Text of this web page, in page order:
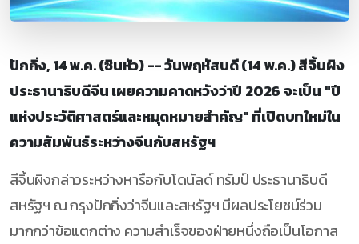
ปักกิ่ง, 14 พ.ค. (ซินหัว) -- วันพฤหัสบดี (14 พ.ค.) สีจิ้นผิง
ประธานาธิบดีจีน เผยความคาดหวังว่าปี 2026 จะเป็น "ปี
แห่งประวัติศาสตร์และหมุดหมายสำคัญ" ที่เปิดบทใหม่ใน
ความสัมพันธ์ระหว่างจีนกับสหรัฐฯ
สีจิ้นผิงกล่าวระหว่างหารือกับโดนัลด์ ทรัมป์ ประธานาธิบดี
สหรัฐฯ ณ กรุงปักกิ่งว่าจีนและสหรัฐฯ มีผลประโยชน์ร่วม
มากกว่าข้อแตกต่าง ความสำเร็จของฝ่ายหนึ่งถือเป็นโอกาส